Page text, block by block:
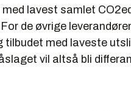
med lavest samlet
de øvrige
tilbudet med laveste
vil altså bli